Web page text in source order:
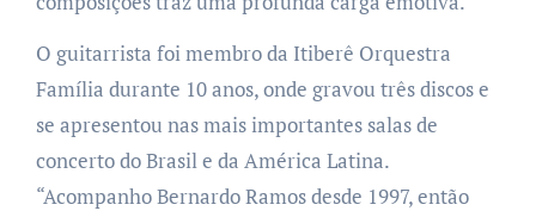
O guitarrista foi membro da Itiberê Orquestra
Família durante 10 anos, onde gravou três discos e
se apresentou nas mais importantes salas de
concerto do Brasil e da América Latina.
“Acompanho Bernardo Ramos desde 1997, então